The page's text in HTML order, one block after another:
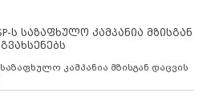
ს საზაფხულო კამპანია მზისგან
კამპანია მზისგან დაცვის